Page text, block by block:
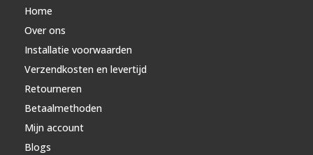
Home
Over ons
Installatie voorwaarden
Verzendkosten en levertijd
Retourneren
Betaalmethoden
Mijn account
Blogs